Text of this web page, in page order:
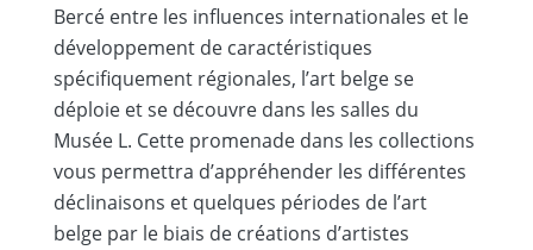
Bercé entre les influences internationales et le
développement de caractéristiques
spécifiquement régionales, l’art belge se
déploie et se découvre dans les salles du
Musée L. Cette promenade dans les collections
vous permettra d’appréhender les différentes
déclinaisons et quelques périodes de l’art
belge par le biais de créations d’artistes